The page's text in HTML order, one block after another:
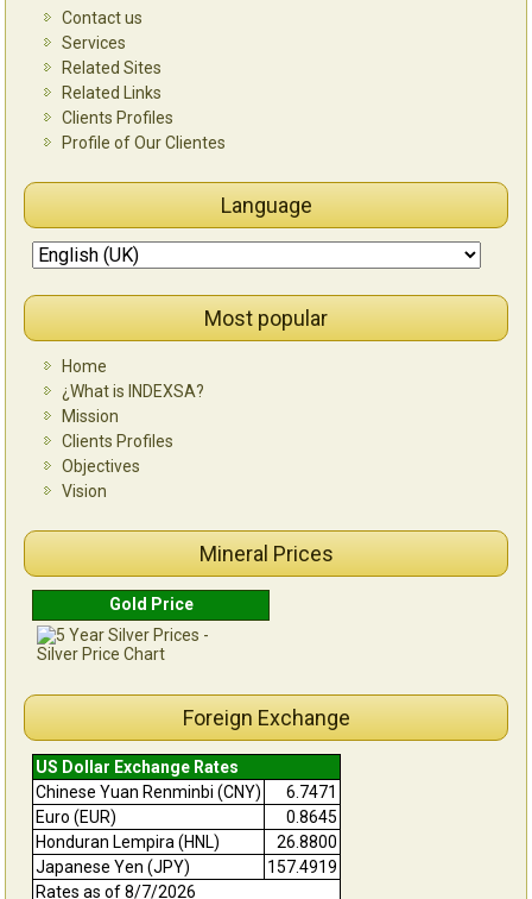
Contact us
Services
Related Sites
Related Links
Clients Profiles
Profile of Our Clientes
Language
Most popular
Home
¿What is INDEXSA?
Mission
Clients Profiles
Objectives
Vision
Mineral Prices
Gold Price
Foreign Exchange
US Dollar Exchange Rates
Chinese Yuan Renminbi (CNY)
6.7471
Euro (EUR)
0.8645
Honduran Lempira (HNL)
26.8800
Japanese Yen (JPY)
157.4919
Rates as of 8/7/2026